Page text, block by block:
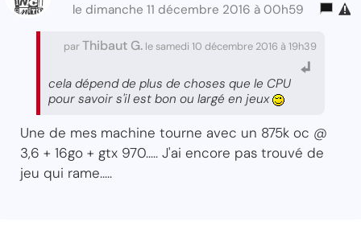
le dimanche 11 décembre 2016 à 00h59
parThibaut G. le samedi 10 décembre 2016 à 19h39
cela dépend de plus de choses que le CPU
pour savoir s'il est bon ou largé en jeux
Une de mes machine tourne avec un 875k oc @
3,6 + 16go + gtx 970..... J'ai encore pas trouvé de
jeu qui rame.....